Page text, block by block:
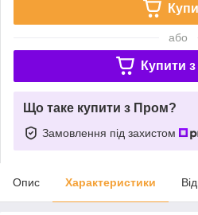
або
Купити з
Що таке купити з Пром?
Замовлення під захистом
Опис Характеристики